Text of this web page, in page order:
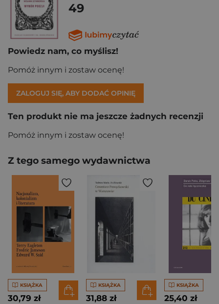
49
Powiedz nam, co myślisz!
Pomóż innym i zostaw ocenę!
ZALOGUJ SIĘ, ABY DODAĆ OPINIĘ
Ten produkt nie ma jeszcze żadnych recenzji
Pomóż innym i zostaw ocenę!
Z tego samego wydawnictwa
KSIĄŻKA
30,79 zł
KSIĄŻKA
31,88 zł
KSIĄŻKA
25,40 zł